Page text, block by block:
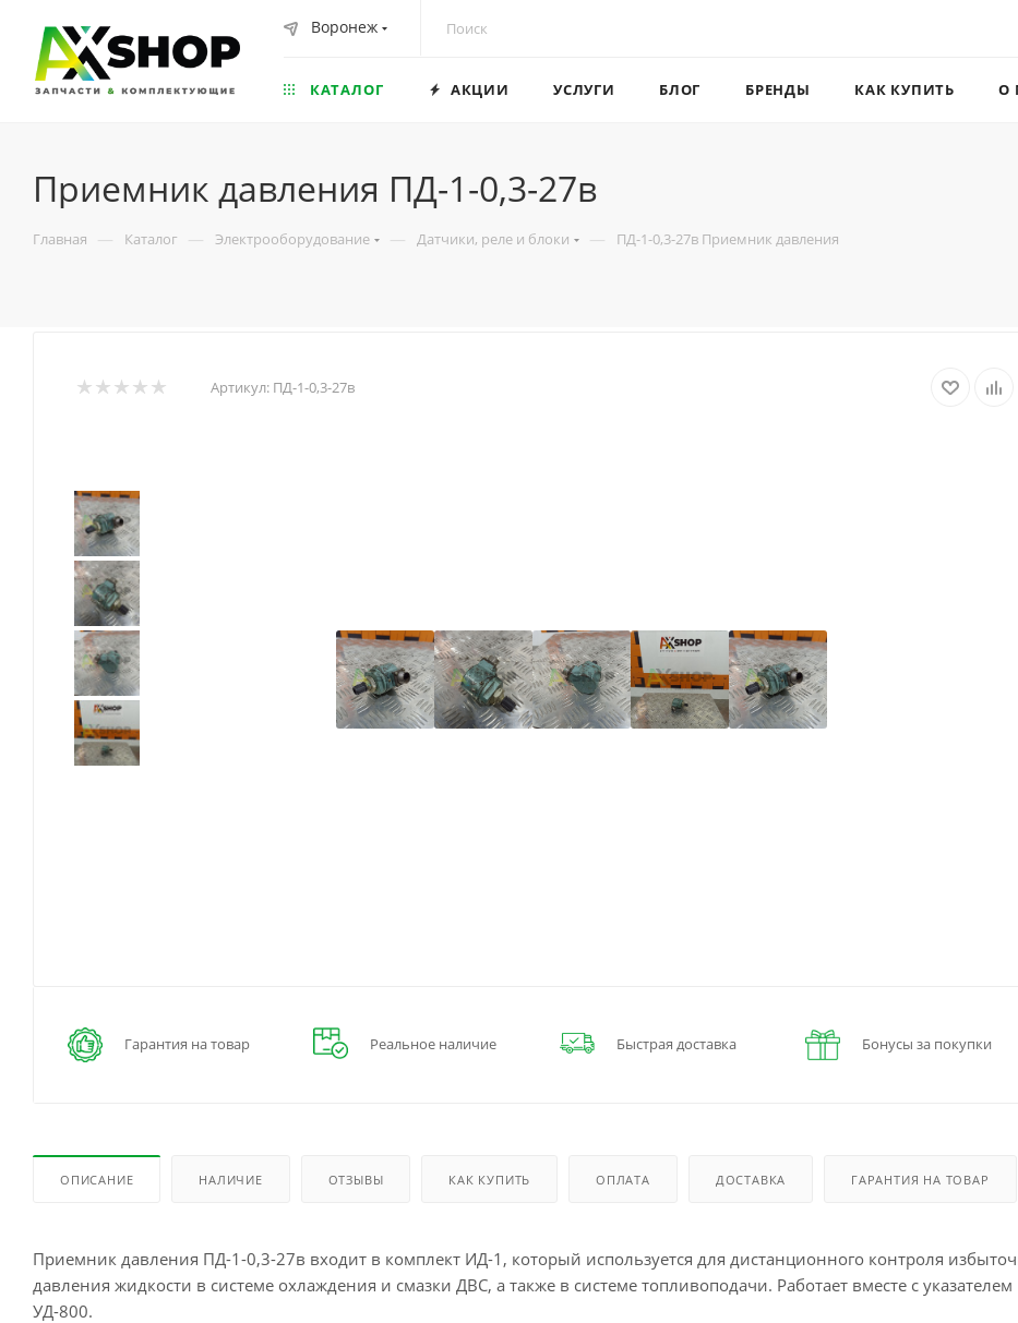
Воронеж
КАТАЛОГ АКЦИИ УСЛУГИ БЛОГ БРЕНДЫ КАК КУПИТЬ О
Приемник давления ПД-1-0,3-27в
Главная — Каталог — Электрооборудование — Датчики, реле и блоки — ПД-1-0,3-27в Приемник давления
Артикул: ПД-1-0,3-27в
Гарантия на товар Реальное наличие Быстрая доставка Бонусы за покупки
ОПИСАНИЕ НАЛИЧИЕ ОТЗЫВЫ КАК КУПИТЬ ОПЛАТА ДОСТАВКА ГАРАНТИЯ НА ТОВАР
Приемник давления ПД-1-0,3-27в входит в комплект ИД-1, который используется для дистанционного контроля
давления жидкости в системе охлаждения и смазки ДВС, а также в системе топливоподачи. Работает вместе с указателем
УД-800.